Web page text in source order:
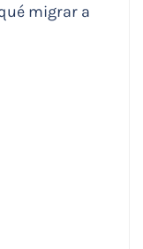
migrar a